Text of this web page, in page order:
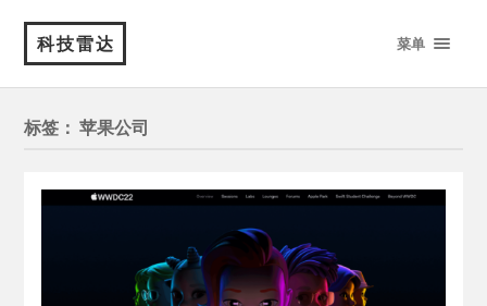
科技雷达 菜单
标签：苹果公司